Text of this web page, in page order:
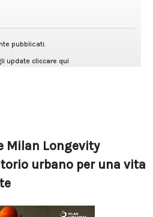
Milan Longevity
urbano per una vita